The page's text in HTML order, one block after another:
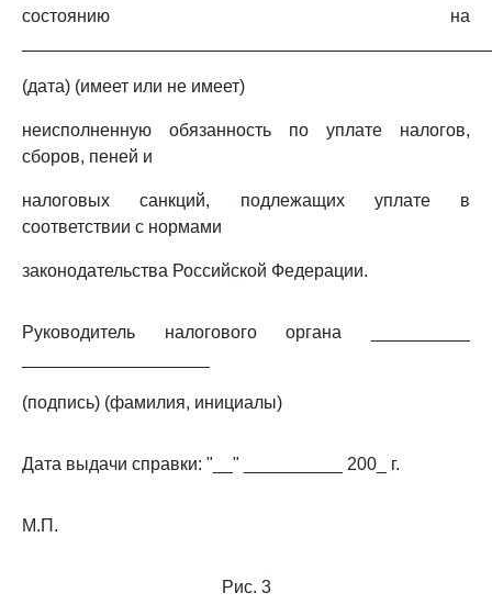
состоянию на
(дата) (имеет или не имеет)
неисполненную обязанность по уплате налогов,
сборов, пеней и
налоговых санкций, подлежащих уплате в
соответствии с нормами
законодательства Российской Федерации.
Руководитель налогового органа __________
(подпись) (фамилия, инициалы)
Дата выдачи справки: "__" __________ 200_ г.
М.П.
Рис. 3